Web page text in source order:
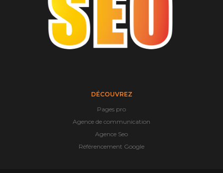
DÉCOUVREZ
Pages pro
Agence de communication
Agence Seo
Référencement Google